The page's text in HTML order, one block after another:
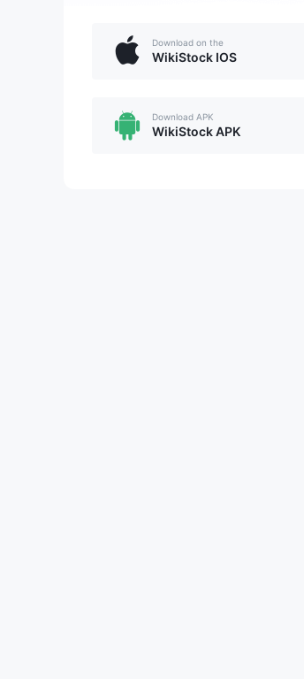
Download on the
WikiStock IOS
Download APK
WikiStock APK